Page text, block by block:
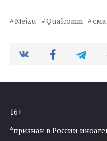
Meizu Qualcomm
16+
*признан в России